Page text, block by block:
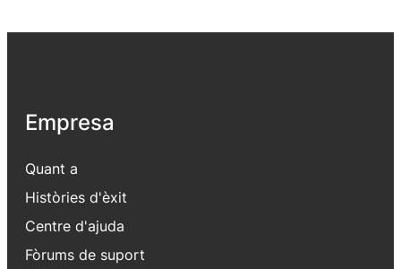
Empresa
Quant a
Històries d'èxit
Centre d'ajuda
Fòrums de suport